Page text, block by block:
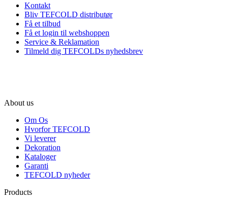
Kontakt
Bliv TEFCOLD distributør
Få et tilbud
Få et login til webshoppen
Service & Reklamation
Tilmeld dig TEFCOLDs nyhedsbrev
About us
Om Os
Hvorfor TEFCOLD
Vi leverer
Dekoration
Kataloger
Garanti
TEFCOLD nyheder
Products